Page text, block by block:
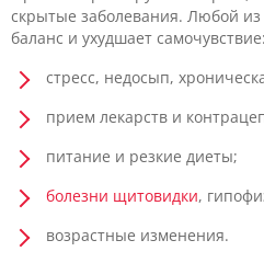
скрытые заболевания. Любой
баланс и ухудшает самочувствие:
стресс, недосып,
прием лекарств и
питание и резкие диеты;
болезни щитовидки,
возрастные изменения.